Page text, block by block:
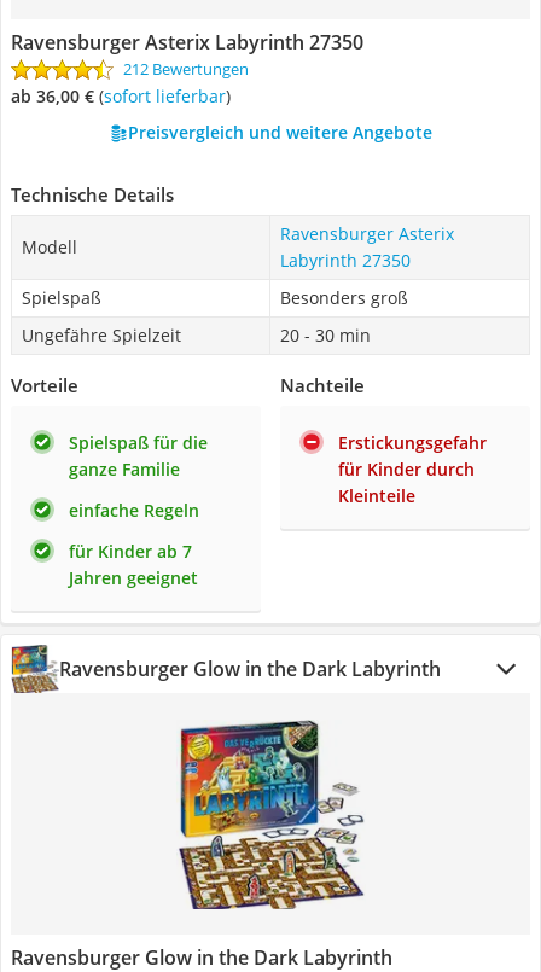
Ravensburger Asterix Labyrinth 27350
212 Bewertungen
ab 36,00 € ( Sofort lieferbar)
Preisvergleich und weitere Angebote
Technische Details
Modell
Ravensburger Asterix
Labyrinth 27350
Spielspaß
Besonders groß
Ungefähre Spielzeit
20 - 30 min
Vorteile
Spielspaß für die
ganze Familie
einfache Regeln
für Kinder ab 7
Jahren geeignet
Nachteile
Erstickungsgefahr
für Kinder durch
Kleinteile
Ravensburger Glow in the Dark Labyrinth
Ravensburger Glow in the Dark Labyrinth